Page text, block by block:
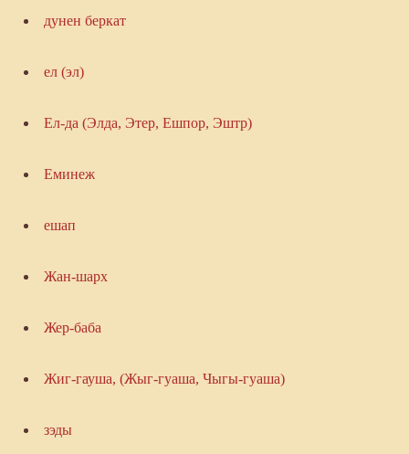
дунен беркат
ел (эл)
Ел-да (Элда, Этер, Ешпор, Эштр)
Еминеж
ешап
Жан-шарх
Жер-баба
Жиг-гауша, (Жыг-гуаша, Чыгы-гуаша)
зэды